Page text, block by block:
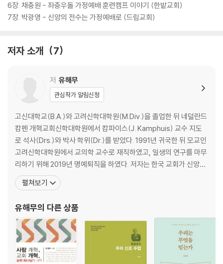
6장. 채충원 - 좌충우돌 가정예배 훈련캠프 이야기 (한밭교회)
7장. 박광영 - 신앙의 전수는 가정예배로 (드림교회)
저자 소개 7
저 유해무
관심작가 알림신청
고신대학교(B.A.)와 고려신학대학원(M.Div.)을 졸업한 뒤 네덜란드
캄펜 개혁교회신학대학원에서 캄파이스(J. Kamphuis) 교수 지도
로 석사(Drs.)와 박사 학위(Dr.)를 받았다. 1991년 귀국한 뒤 모교인
고려신학대학원에서 교의학 교수로 재직하였고, 일생의 연구를 마무
리하기 위해 2019년 명예퇴직을 하였다. 저자는 한국 교회가 신앙고
백적 공교회를 견지해야 한다는 뜻에 따라 일생 동안 연구를 했으며,
그 결과물이 이 책이다. 그 외 저서로는 『개혁 교의학: 송영으로서의
체 하나님을 향한 송영』(
펼쳐보기
유해무의 다른 상품